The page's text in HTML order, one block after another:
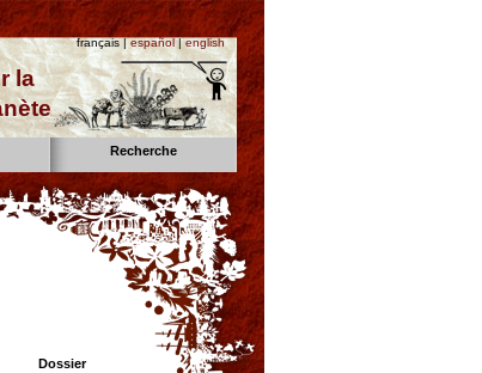
français |español|english
la
Recherche
Dossier